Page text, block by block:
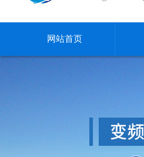
网站首页